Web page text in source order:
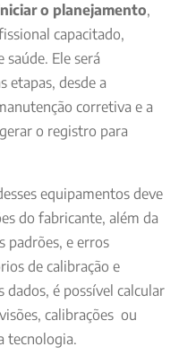
o planejamento,
capacitado,
Ele será
etapas, desde a
corretiva e a
o registro para
equipamentos deve
do fabricante, além da
padrões, e erros
de calibração e
dados, é possível calcular
calibrações ou
tecnologia.